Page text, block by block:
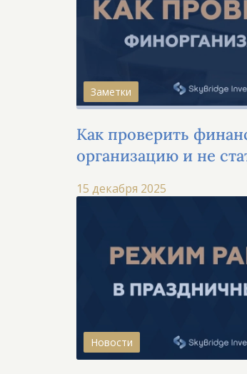
Заметки
Как проверить
организацию и не
15 декабря 2025
Новости